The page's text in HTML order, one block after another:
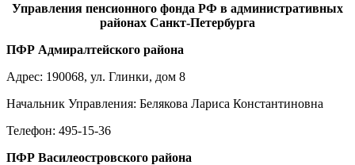
Управления пенсионного фонда РФ в административных
районах Санкт-Петербурга
ПФР Адмиралтейского района
Адрес: 190068, ул. Глинки, дом 8
Начальник Управления: Белякова Лариса Константиновна
Телефон: 495-15-36
ПФР Василеостровского района